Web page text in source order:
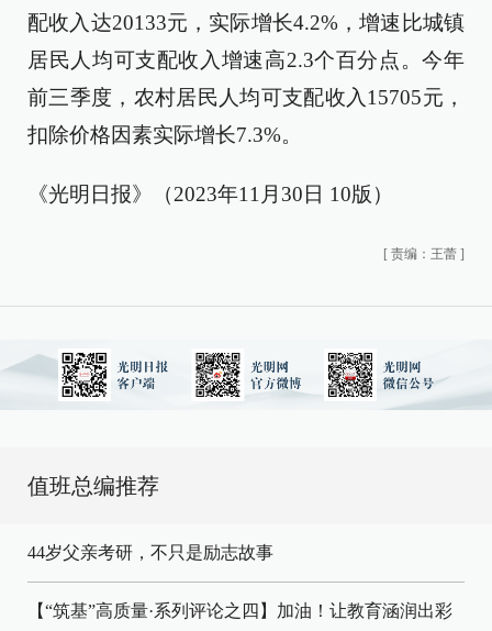
配收入达20133元，实际增长4.2%，增速比城镇
居民人均可支配收入增速高2.3个百分点。今年
前三季度，农村居民人均可支配收入15705元，
扣除价格因素实际增长7.3%。
《光明日报》（2023年11月30日 10版）
[ 责编：王蕾 ]
值班总编推荐
44岁父亲考研，不只是励志故事
【“筑基”高质量·系列评论之四】加油！让教育涵润出彩